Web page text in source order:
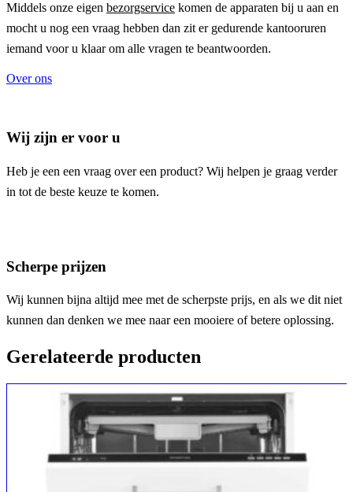
Middels onze eigen bezorgservice komen de apparaten bij u aan en
mocht u nog een vraag hebben dan zit er gedurende kantooruren
iemand voor u klaar om alle vragen te beantwoorden.
Over ons
Wij zijn er voor u
Heb je een een vraag over een product? Wij helpen je graag verder
in tot de beste keuze te komen.
Scherpe prijzen
Wij kunnen bijna altijd mee met de scherpste prijs, en als we dit niet
kunnen dan denken we mee naar een mooiere of betere oplossing.
Gerelateerde producten